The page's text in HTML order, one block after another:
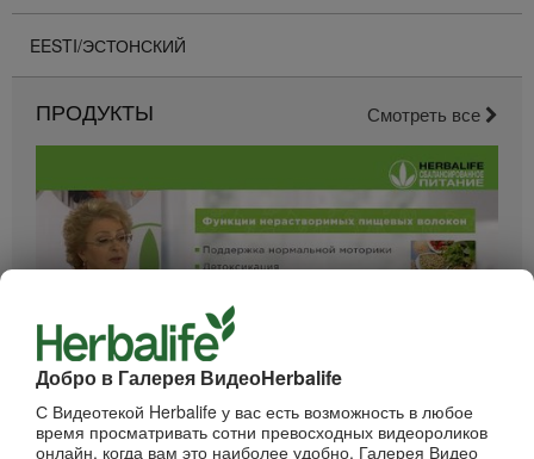
Добро в Галерея ВидеоHerbalife
С Видеотекой Herbalife у вас есть возможность в любое
время просматривать сотни превосходных видеороликов
онлайн, когда вам это наиболее удобно. Галерея Видео
EESTI/ЭСТОНСКИЙ
ПРОДУКТЫ Смотреть все
Вебинар - Пищеварение
Вебинары от компании